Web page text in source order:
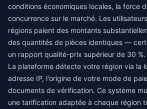
conditions économiques locales, la force
concurrence sur le marché. Les
régions paient des montants
des quantités de pièces identiques —
un rapport qualité-prix supérieur de 30 %.
La plateforme détecte votre région via la
adresse IP, l'origine de votre mode de
documents de vérification. Ce système
une tarification adaptée à chaque région